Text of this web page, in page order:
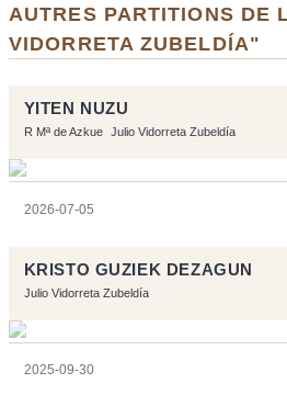
AUTRES PARTITIONS DE
VIDORRETA ZUBELDÍA"
YITEN NUZU
R Mª de Azkue Julio Vidorreta Zubeldía
2026-07-05
KRISTO GUZIEK DEZAGUN
Julio Vidorreta Zubeldía
2025-09-30